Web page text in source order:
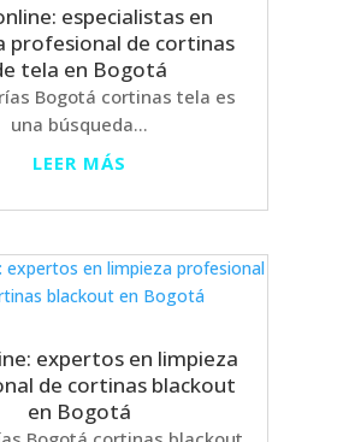
especialistas en
profesional de cortinas
tela en Bogotá
Bogotá cortinas tela es
una búsqueda...
LEER MÁS
expertos en limpieza
de cortinas blackout
en Bogotá